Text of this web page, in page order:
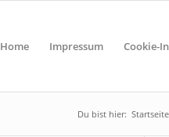
Home Impressum Cookie-
Du bist hier: Startseite